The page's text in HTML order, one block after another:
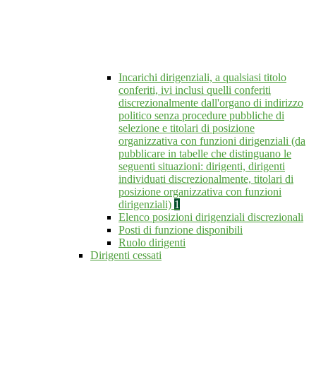
Incarichi dirigenziali, a qualsiasi titolo
conferiti, ivi inclusi quelli conferiti
discrezionalmente dall'organo di indirizzo
politico senza procedure pubbliche di
selezione e titolari di posizione
organizzativa con funzioni dirigenziali (da
pubblicare in tabelle che distinguano le
seguenti situazioni: dirigenti, dirigenti
individuati discrezionalmente, titolari di
posizione organizzativa con funzioni
dirigenziali) 1
Elenco posizioni dirigenziali discrezionali
Posti di funzione disponibili
Ruolo dirigenti
Dirigenti cessati